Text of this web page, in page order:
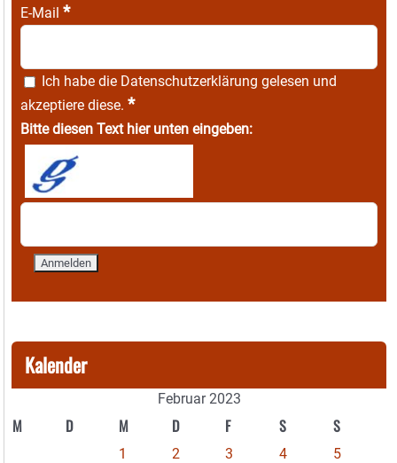
E-Mail *
Ich habe die Datenschutzerklärung gelesen und
akzeptiere diese. *
Bitte diesen Text hier unten eingeben:
Kalender
Februar 2023
M D M D F S S
1 2 3 4
5